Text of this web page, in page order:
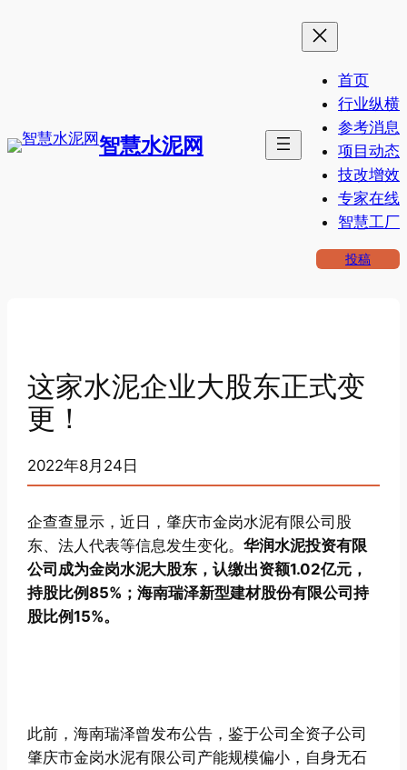
智慧水泥网
首页
行业纵横
参考消息
项目动态
技改增效
专家在线
智慧工厂
投稿
这家水泥企业大股东正式变
更！
2022年8月24日
企查查显示，近日，肇庆市金岗水泥有限公司股
东、法人代表等信息发生变化。华润水泥投资有限
公司成为金岗水泥大股东，认缴出资额1.02亿元，
持股比例85%；海南瑞泽新型建材股份有限公司持
股比例15%。
此前，海南瑞泽曾发布公告，鉴于公司全资子公司
肇庆市金岗水泥有限公司产能规模偏小，自身无石